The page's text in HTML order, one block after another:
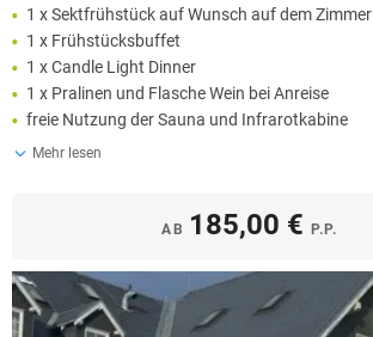
1 x Sektfrühstück auf Wunsch auf dem Zimmer
1 x Frühstücksbuffet
1 x Candle Light Dinner
1 x Pralinen und Flasche Wein bei Anreise
freie Nutzung der Sauna und Infrarotkabine
Mehr lesen
AB 185,00 € P.P.